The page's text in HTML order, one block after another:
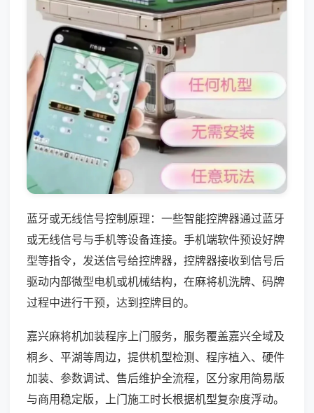
蓝牙或无线信号控制原理：一些智能控牌器通过蓝牙
或无线信号与手机等设备连接。手机端软件预设好牌
型等指令，发送信号给控牌器，控牌器接收到信号后
驱动内部微型电机或机械结构，在麻将机洗牌、码牌
过程中进行干预，达到控牌目的。
嘉兴麻将机加装程序上门服务，服务覆盖嘉兴全域及
桐乡、平湖等周边，提供机型检测、程序植入、硬件
加装、参数调试、售后维护全流程，区分家用简易版
与商用稳定版，上门施工时长根据机型复杂度浮动。